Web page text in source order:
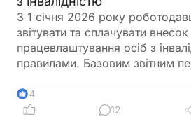
З 1 січня 2026 року
звітувати та сплачувати
працевлаштування осіб з
правилами. Базовим звітним
податкового органу протягом
днів після закінчення
14
12